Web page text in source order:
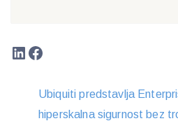
LinkedIn
Facebook
Ubiquiti predstavlja
hiperskalna sigurnost bez